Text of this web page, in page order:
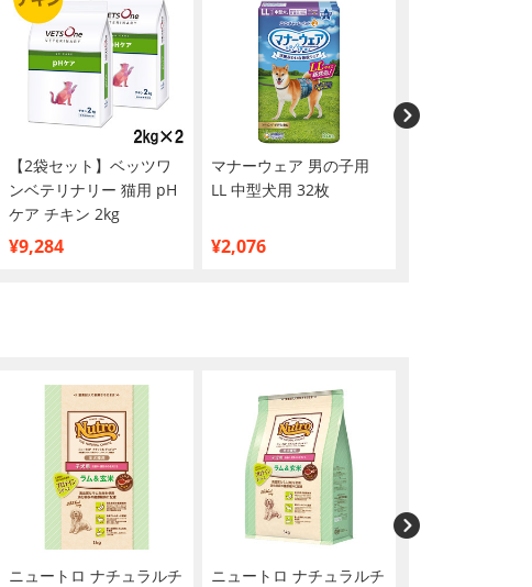
【2袋セット】ベッツワ
ンベテリナリー 猫用 pH
ケア チキン 2kg
¥9,284
マナーウェア 男の子用
LL 中型犬用 32枚
¥2,076
ニュートロ ナチュラルチ
ニュートロ ナチュラルチ